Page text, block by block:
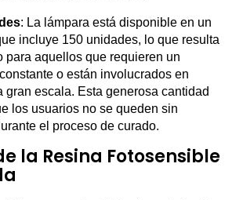
: La lámpara está disponible en un
incluye 150 unidades, lo que resulta
para aquellos que requieren un
o están involucrados en
gran escala. Esta generosa cantidad
los usuarios no se queden sin
el proceso de curado.
la Resina Fotosensible